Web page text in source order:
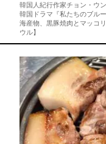
韓国人紀行作家チョン・ウ
韓国ドラマ『私たちのブル
海産物、黒豚焼肉とマッコ
ウル】